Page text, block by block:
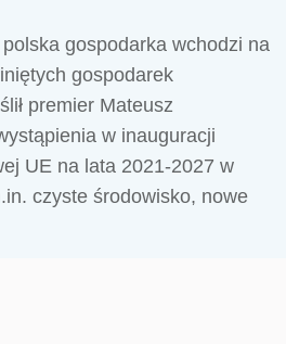
gospodarka wchodzi na
gospodarek
premier Mateusz
w inauguracji
UE na lata 2021-2027 w
czyste środowisko, nowe